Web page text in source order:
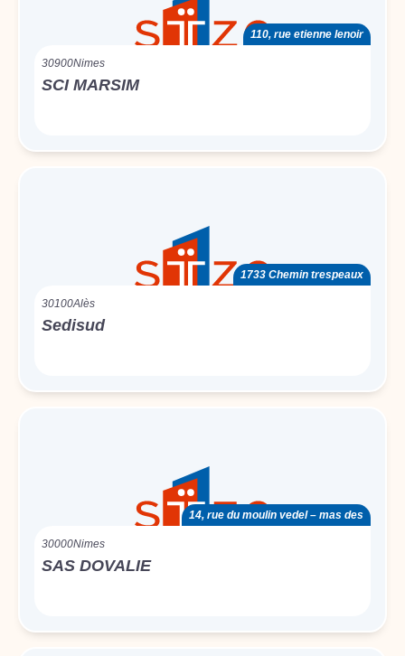
110, rue etienne lenoir
30900Nimes
SCI MARSIM
1733 Chemin trespeaux
30100Alès
Sedisud
14, rue du moulin vedel – mas des
30000Nimes
SAS DOVALIE